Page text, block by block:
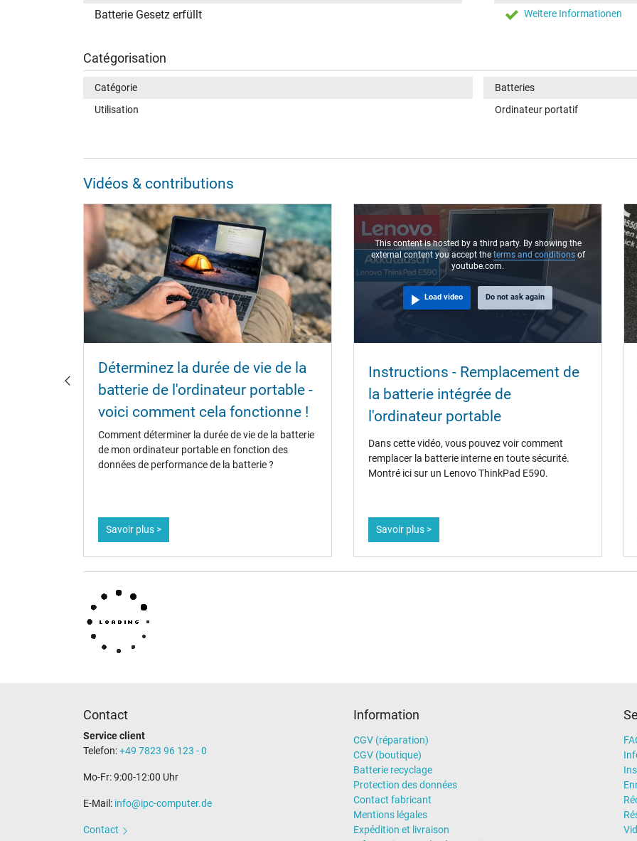
Batterie Gesetz erfüllt Weitere Informationen
Catégorisation
Catégorie
Batteries
Utilisation
Ordinateur portatif
Vidéos & contributions
Déterminez la durée de vie de la
batterie de l'ordinateur portable -
voici comment cela fonctionne !
Comment déterminer la durée de vie de la batterie
de mon ordinateur portable en fonction des
données de performance de la batterie ?
Savoir plus >
This content is hosted by a third party. By showing the
external content you accept the terms and conditionsof
youtube.com.
Load video Do not ask again
Instructions - Remplacement de
la batterie intégrée de
l'ordinateur portable
Dans cette vidéo, vous pouvez voir comment
remplacer la batterie interne en toute sécurité.
Montré ici sur un Lenovo ThinkPad E590.
Savoir plus >
Contact
Service client
Telefon:+49 7823 96 123 - 0
Mo-Fr: 9:00-12:00 Uhr
E-Mail: info@ipc-computer.de
Contact
Information
CGV (réparation)
CGV (boutique)
Batterie recyclage
Protection des données
Contact fabricant
Mentions légales
Expédition et livraison